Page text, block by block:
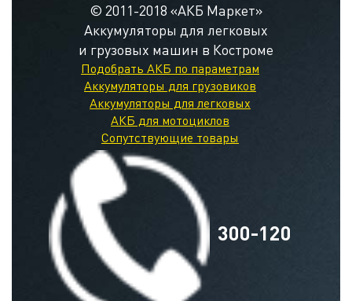
© 2011-2018 «АКБ Маркет»
Аккумуляторы для легковых
и грузовых машин в Костроме
Подобрать АКБ по параметрам
Аккумуляторы для грузовиков
Аккумуляторы для легковых
АКБ для мотоциклов
Сопутствующие товары
300-120